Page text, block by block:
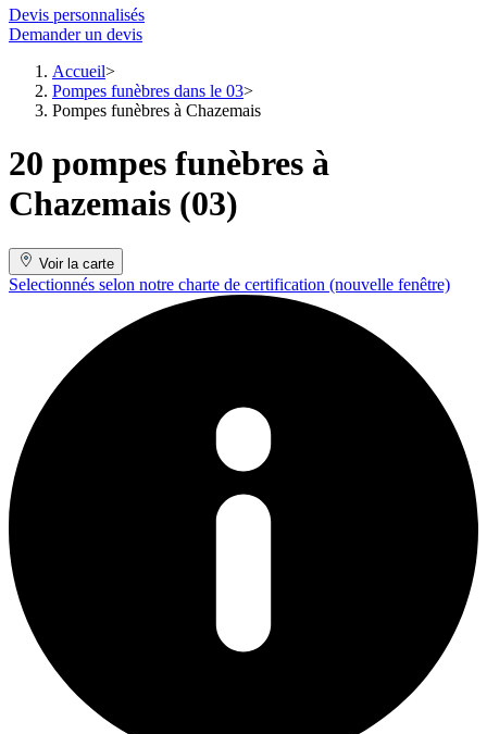
Devis personnalisés
Demander un devis
Accueil
Pompes funèbres dans le 03
Pompes funèbres à Chazemais
20 pompes funèbres à
Chazemais (03)
Voir la carte
Selectionnés selon notre charte de certification (nouvelle fenêtre)